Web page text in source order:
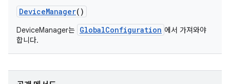
DeviceManager()
DeviceManager는 GlobalConfiguration 에서 가져와야
합니다.